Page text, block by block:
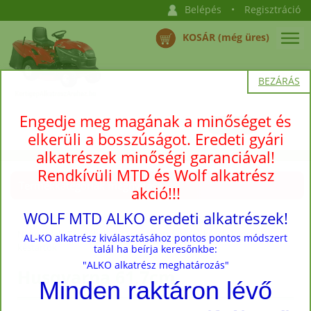
Belépés • Regisztráció
KOSÁR (még üres)
Termékkategóriák megnyitása →
Nyitóoldal›Termékek›Utángyártott fűnyíró kések, kapcsolók,
Husqvarna 61,7cm
BEZÁRÁS
Engedje meg magának a minőséget és
elkerüli a bosszúságot. Eredeti gyári
alkatrészek minőségi garanciával!
Rendkívüli MTD és Wolf alkatrész
akció!!!
WOLF MTD ALKO eredeti alkatrészek!
AL-KO alkatrész kiválasztásához pontos pontos módszert
talál ha beírja keresőnkbe:
"ALKO alkatrész meghatározás"
Minden raktáron lévő